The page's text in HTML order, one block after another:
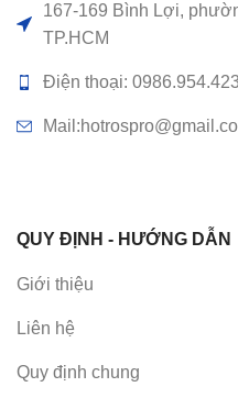
167-169 Bình Lợi,
TP.HCM
Điện thoại:
QUY ĐỊNH - HƯỚNG DẪN
Giới thiệu
Liên hệ
Quy định chung